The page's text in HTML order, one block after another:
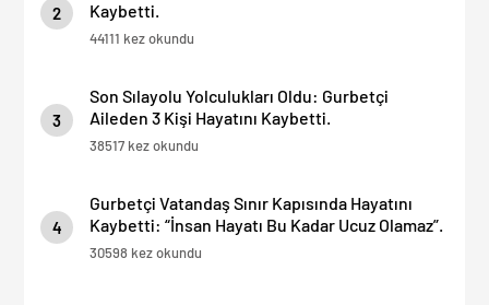
2
Kaybetti.
44111 kez okundu
3
Son Sılayolu Yolculukları Oldu: Gurbetçi
Aileden 3 Kişi Hayatını Kaybetti.
38517 kez okundu
4
Gurbetçi Vatandaş Sınır Kapısında Hayatını
Kaybetti: “İnsan Hayatı Bu Kadar Ucuz Olamaz”.
30598 kez okundu